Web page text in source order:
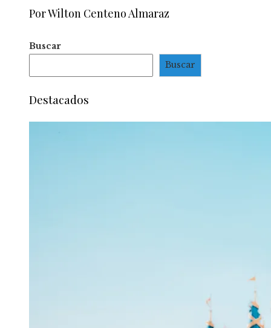
Por Wilton Centeno Almaraz
Buscar
Buscar
Destacados